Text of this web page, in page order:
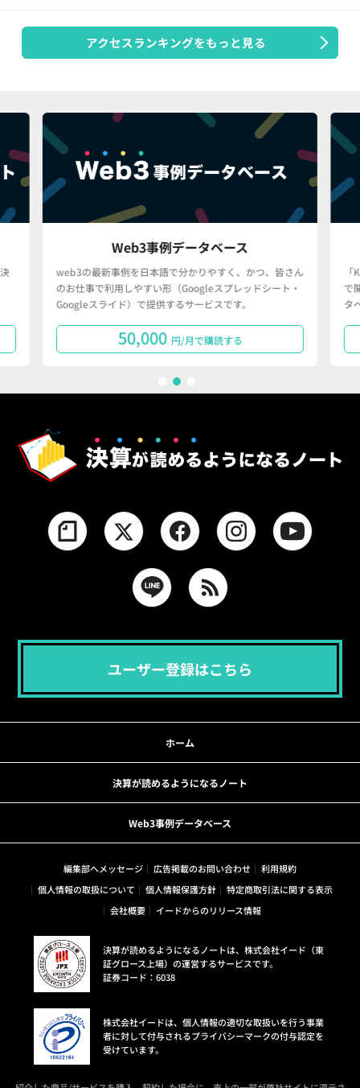
アクセスランキングをもっと見る
Web3事例データベース
web3の最新事例を日本語で分かりやすく、かつ、皆さん
のお仕事で利用しやすい形（Googleスプレッドシート・
Googleスライド）で提供するサービスです。
50,000 円/月で購読する
で
タ
ユーザー登録はこちら
ホーム
決算が読めるようになるノート
Web3事例データベース
編集部へメッセージ 広告掲載のお問い合わせ
利用規約
個人情報の取扱について
個人情報保護方針
特定商取引法に関する表示
会社概要
イードからのリリース情報
決算が読めるようになるノートは、株式会社イード（東
証グロース上場）の運営するサービスです。
証券コード：6038
株式会社イードは、個人情報の適切な取扱いを行う事業
者に対して付与されるプライバシーマークの付与認定を
受けています。